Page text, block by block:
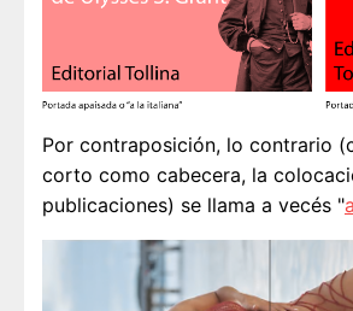
Por contraposición, lo contrario
corto como cabecera, la
publicaciones) se llama a vecés "